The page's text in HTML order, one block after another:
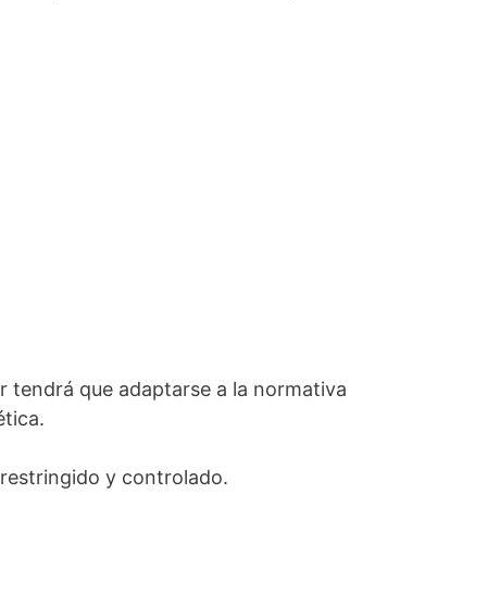
tendrá que adaptarse a la normativa
restringido y controlado.